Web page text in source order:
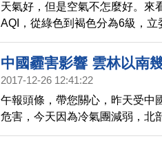
天氣好，但是空氣不怎麼好。來
AQI，從綠色到褐色分為6級，
點，連續3個小時，雲林崙背觀
事後，環保署卻推說是機器故障
料，也一併刪除，質疑環保署用
中國霾害影響 雲林以南
2017-12-26 12:41:22
午報頭條，帶您關心，昨天受中
危害，今天因為冷氣團減弱，北
恢復為黃色普通等級。但新竹以